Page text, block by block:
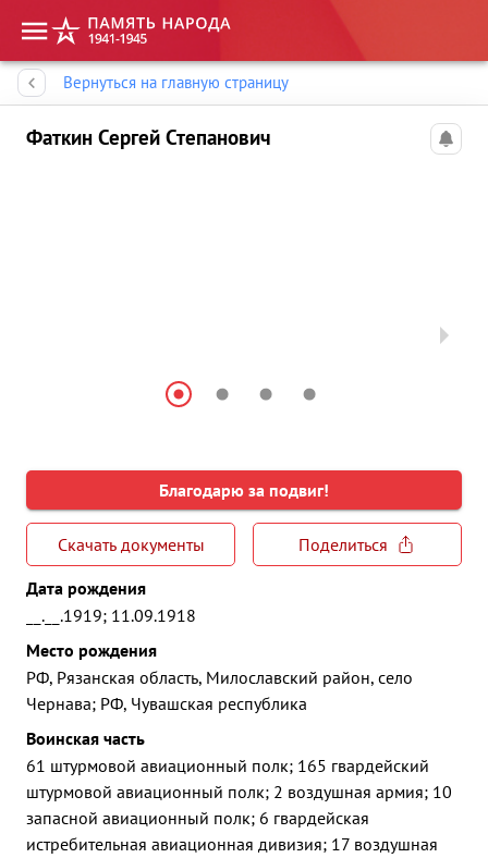
Вернуться на главную страницу
Фаткин Сергей Степанович
Благодарю за подвиг!
Скачать документы
Поделиться
Дата рождения
__.__.1919; 11.09.1918
Место рождения
РФ, Рязанская область, Милославский район, село
Чернава; РФ, Чувашская республика
Воинская часть
61 штурмовой авиационный полк; 165 гвардейский
штурмовой авиационный полк; 2 воздушная армия; 10
запасной авиационный полк; 6 гвардейская
истребительная авиационная дивизия; 17 воздушная
Память народа